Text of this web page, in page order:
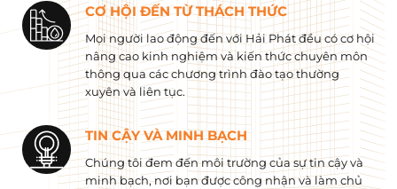
CƠ HỘI ĐẾN TỪ THÁCH THỨC
Mọi người lao động đến với Hải Phát đều có cơ hội
nâng cao kinh nghiệm và kiến ​​thức chuyên môn
thông qua các chương trình đào tạo thường
xuyên và liên tục.
TIN CẬY VÀ MINH BẠCH
Chúng tôi đem đến môi trường của sự tin cậy và
minh bạch, nơi bạn được công nhận và làm chủ